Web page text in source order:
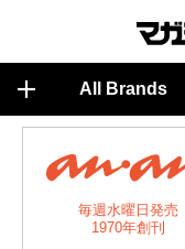
All Brands
毎週水曜日発売
1970年創刊